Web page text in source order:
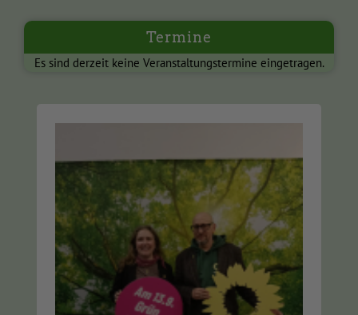
Termine
Es sind derzeit keine Veranstaltungstermine eingetragen.